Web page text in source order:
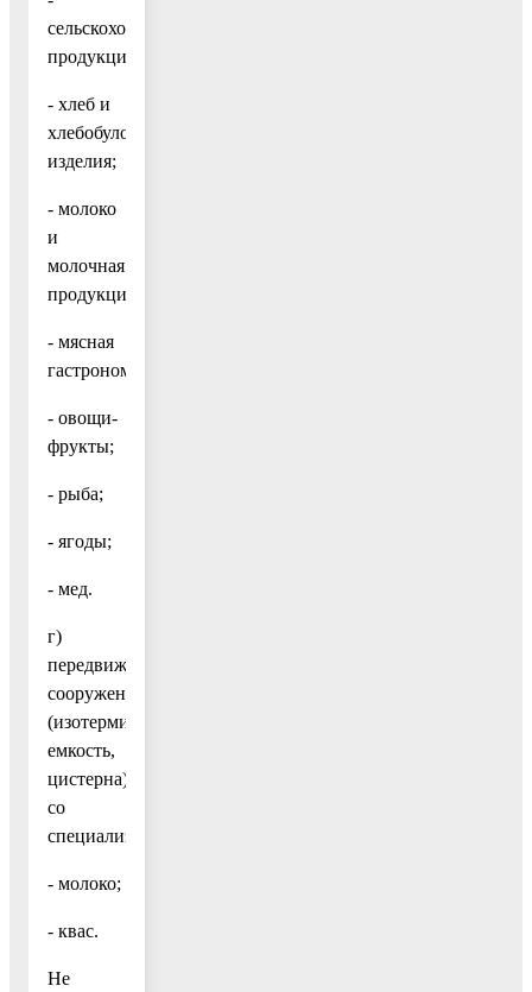
сельскохозяйственная
продукция;
- хлеб и
хлебобулочные
изделия;
- молоко
и
молочная
продукция;
- мясная
гастрономия;
- овощи-
фрукты;
- рыба;
- ягоды;
- мед.
г)
передвижное
сооружение
(изотермическая
емкость,
цистерна)
со
специализацией:
- молоко;
- квас.
Не